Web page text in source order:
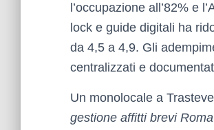
l’occupazione all’82% e
lock e guide digitali ha
da 4,5 a 4,9. Gli
centralizzati e
Un monolocale a
gestione affitti brevi Roma